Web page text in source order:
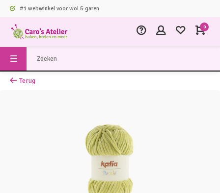
#1 webwinkel voor wol & garen
0
Terug